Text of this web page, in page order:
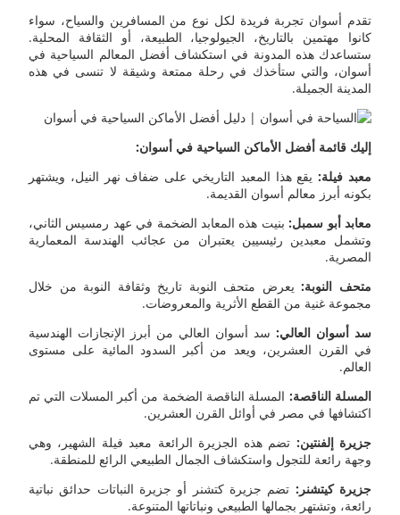
تقدم أسوان تجربة فريدة لكل نوع من المسافرين والسياح، سواء
كانوا مهتمين بالتاريخ، الجيولوجيا، الطبيعة، أو الثقافة المحلية.
ستساعدك هذه المدونة في استكشاف أفضل المعالم السياحية في
أسوان، والتي ستأخذك في رحلة ممتعة وشيقة لا تنسى في هذه
المدينة الجميلة.
إليك قائمة أفضل الأماكن السياحية في أسوان:
معبد فيلة:يقع هذا المعبد التاريخي على ضفاف نهر النيل، ويشتهر
بكونه أبرز معالم أسوان القديمة.
معابد أبو سمبل:بنيت هذه المعابد الضخمة في عهد رمسيس الثاني،
وتشمل معبدين رئيسيين يعتبران من عجائب الهندسة المعمارية
المصرية.
متحف النوبة:يعرض متحف النوبة تاريخ وثقافة النوبة من خلال
مجموعة غنية من القطع الأثرية والمعروضات.
سد أسوان العالي: سد أسوان العالي من أبرز الإنجازات الهندسية
في القرن العشرين، ويعد من أكبر السدود المائية على مستوى
العالم.
المسلة الناقصة: المسلة الناقصة الضخمة من أكبر المسلات التي تم
اكتشافها في مصر في أوائل القرن العشرين.
جزيرة إلفنتين: تضم هذه الجزيرة الرائعة معبد فيلة الشهير، وهي
وجهة رائعة للتجول واستكشاف الجمال الطبيعي الرائع للمنطقة.
جزيرة كيتشنر: تضم جزيرة كتشنر أو جزيرة النباتات حدائق نباتية
رائعة، وتشتهر بجمالها الطبيعي ونباتاتها المتنوعة.